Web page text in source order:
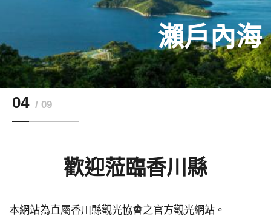
栗林公園
屋島
町）
瀨戶內海
瀨戶大橋
父母之濱
東館
讚岐烏龍麵
津嶋神社
04 09
歡迎蒞臨香川縣
本網站為直屬香川縣觀光協會之官方觀光網站。